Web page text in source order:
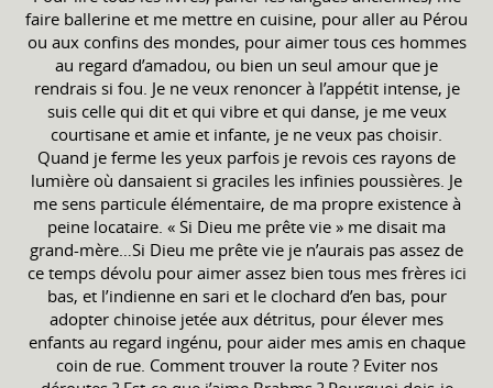
faire ballerine et me mettre en cuisine, pour aller au Pérou
ou aux confins des mondes, pour aimer tous ces hommes
au regard d’amadou, ou bien un seul amour que je
rendrais si fou. Je ne veux renoncer à l’appétit intense, je
suis celle qui dit et qui vibre et qui danse, je me veux
courtisane et amie et infante, je ne veux pas choisir.
Quand je ferme les yeux parfois je revois ces rayons de
lumière où dansaient si graciles les infinies poussières. Je
me sens particule élémentaire, de ma propre existence à
peine locataire. « Si Dieu me prête vie » me disait ma
grand-mère…Si Dieu me prête vie je n’aurais pas assez de
ce temps dévolu pour aimer assez bien tous mes frères ici
bas, et l’indienne en sari et le clochard d’en bas, pour
adopter chinoise jetée aux détritus, pour élever mes
enfants au regard ingénu, pour aider mes amis en chaque
coin de rue. Comment trouver la route ? Eviter nos